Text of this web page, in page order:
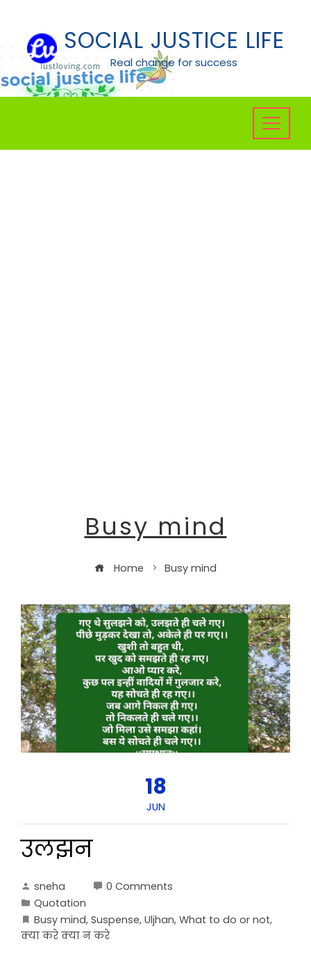
content
SOCIAL JUSTICE LIFE
Real change for success
Busy mind
Home Busy mind
18
JUN
उलझन
sneha
0 Comments
Quotation
Busy mind, Suspense, Uljhan, What to do or not,
क्या करे क्या न करे